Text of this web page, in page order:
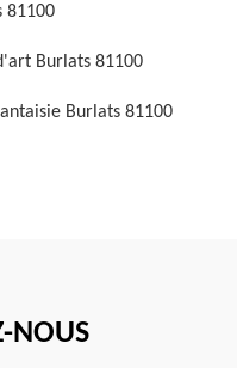
81100
Burlats 81100
Burlats 81100
NOUS